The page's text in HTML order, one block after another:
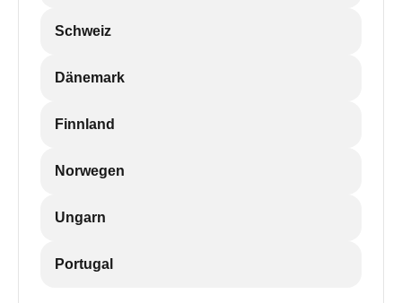
Schweiz
Dänemark
Finnland
Norwegen
Ungarn
Portugal